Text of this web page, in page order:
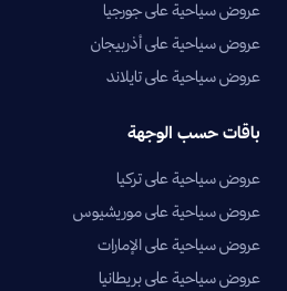
عروض سياحية على جورجيا
عروض سياحية على أذربيجان
عروض سياحية على تايلاند
باقات حسب الوجهة
عروض سياحية على تركيا
عروض سياحية على موريشيوس
عروض سياحية على الإمارات
عروض سياحية على بريطانيا